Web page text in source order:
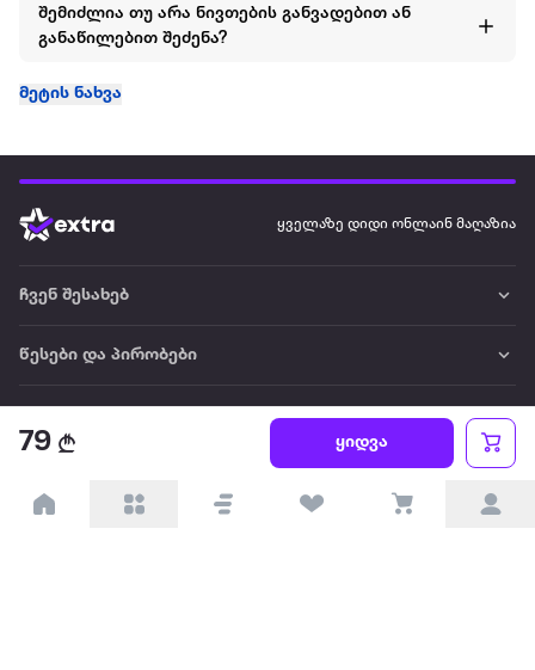
79 ყიდვა
შემიძლია თუ არა ნივთების განვადებით ან
განაწილებით შეძენა?
მეტის ნახვა
ყველაზე დიდი ონლაინ მაღაზია
ჩვენ შესახებ
წესები და პირობები